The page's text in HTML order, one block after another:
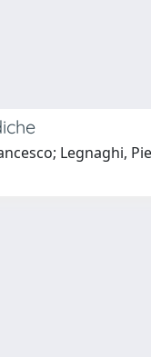
Legnaghi,